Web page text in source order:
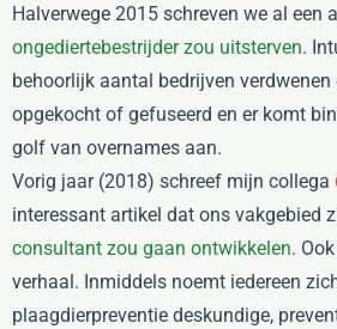
Halverwege 2015 schreven we al een
ongediertebestrijder zou uitsterven.
behoorlijk aantal bedrijven
opgekocht of gefuseerd en er komt
golf van overnames aan.
Vorig jaar (2018) schreef mijn collega
interessant artikel dat ons vakgebied
consultant zou gaan ontwikkelen.
verhaal. Inmiddels noemt iedereen
plaagdierpreventie deskundige,